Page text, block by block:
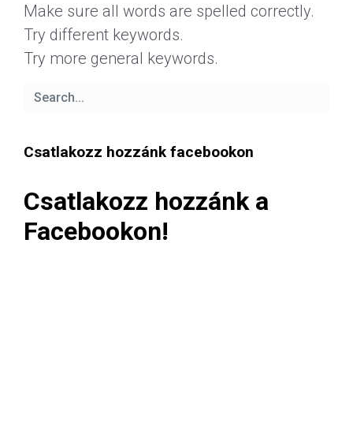
Make sure all words are spelled correctly.
Try different keywords.
Try more general keywords.
Csatlakozz hozzánk facebookon
Csatlakozz hozzánk a
Facebookon!